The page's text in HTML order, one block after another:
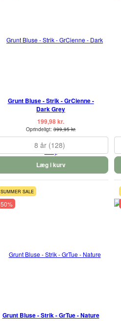
Grunt Bluse - Strik - GrCienne -
Dark Grey
199,98 kr.
Oprindeligt:399,95 kr.
8 år (128)
Læg i kurv
SUMMER SALE
50%
Grunt Bluse - Strik - GrTue - Nature